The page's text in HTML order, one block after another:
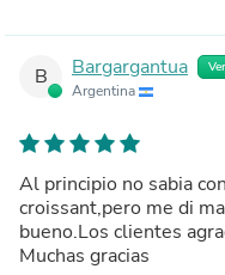
B Bargargantua
Argentina
Al principio no sabia
croissant,pero me di
bueno.Los clientes
Muchas gracias